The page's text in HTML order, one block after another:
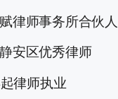
律师事务所合伙人
安区优秀律师
律师执业